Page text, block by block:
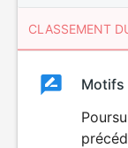
CLASSEMENT
Classement
Motifs